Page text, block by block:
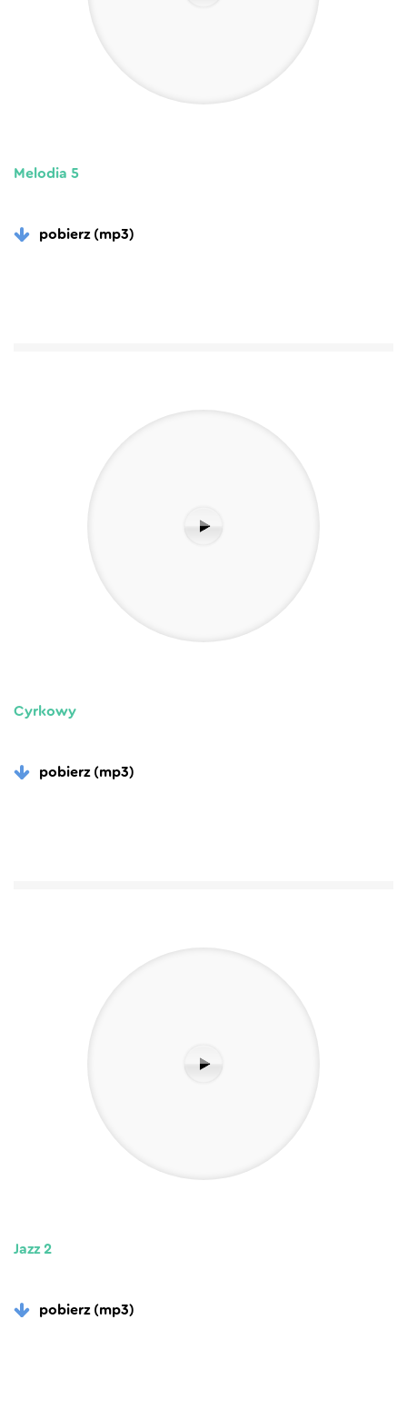
Melodia 5
pobierz (mp3)
Cyrkowy
pobierz (mp3)
Jazz 2
pobierz (mp3)